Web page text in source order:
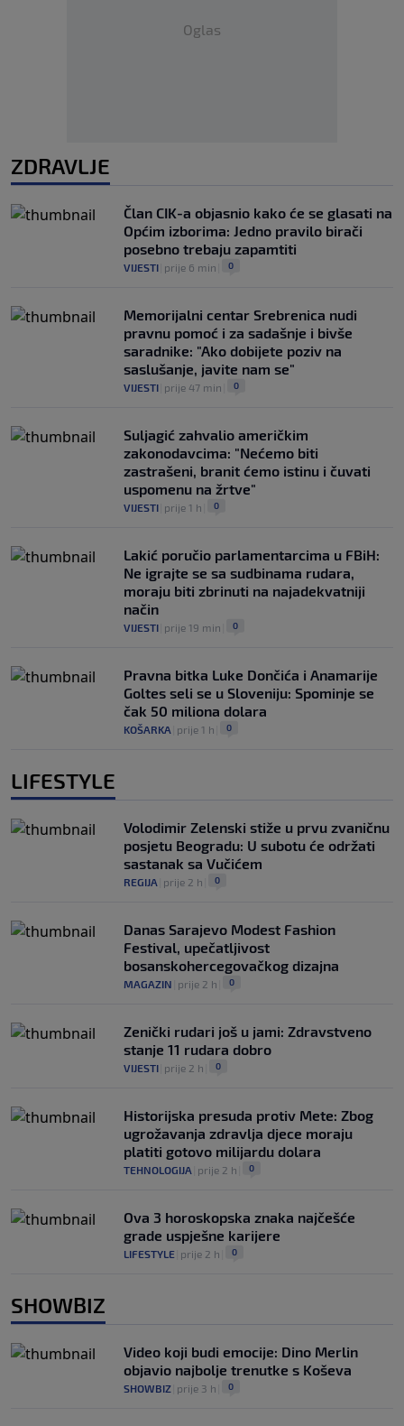
Oglas
ZDRAVLJE
Član CIK-a objasnio kako će se glasati na
Općim izborima: Jedno pravilo birači
posebno trebaju zapamtiti
VIJESTI prije 6 min 0
Memorijalni centar Srebrenica nudi
pravnu pomoć i za sadašnje i bivše
saradnike: "Ako dobijete poziv na
saslušanje, javite nam se"
VIJESTI prije 47 min 0
Suljagić zahvalio američkim
zakonodavcima: "Nećemo biti
zastrašeni, branit ćemo istinu i čuvati
uspomenu na žrtve"
VIJESTI prije 1 h 0
Lakić poručio parlamentarcima u FBiH:
Ne igrajte se sa sudbinama rudara,
moraju biti zbrinuti na najadekvatniji
način
VIJESTI prije 19 min 0
Pravna bitka Luke Dončića i Anamarije
Goltes seli se u Sloveniju: Spominje se
čak 50 miliona dolara
KOŠARKA prije 1 h 0
LIFESTYLE
Volodimir Zelenski stiže u prvu zvaničnu
posjetu Beogradu: U subotu će održati
sastanak sa Vučićem
REGIJA prije 2 h 0
Danas Sarajevo Modest Fashion
Festival, upečatljivost
bosanskohercegovačkog dizajna
MAGAZIN prije 2 h 0
Zenički rudari još u jami: Zdravstveno
stanje 11 rudara dobro
VIJESTI prije 2 h 0
Historijska presuda protiv Mete: Zbog
ugrožavanja zdravlja djece moraju
platiti gotovo milijardu dolara
TEHNOLOGIJA prije 2 h 0
Ova 3 horoskopska znaka najčešće
grade uspješne karijere
LIFESTYLE prije 2 h 0
SHOWBIZ
Video koji budi emocije: Dino Merlin
objavio najbolje trenutke s Koševa
SHOWBIZ prije 3 h 0